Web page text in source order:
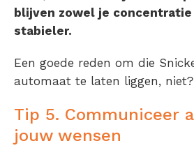
blijven zowel je
stabieler.
Een goede reden om die
automaat te laten liggen, niet?
Tip 5. Communiceer
jouw wensen